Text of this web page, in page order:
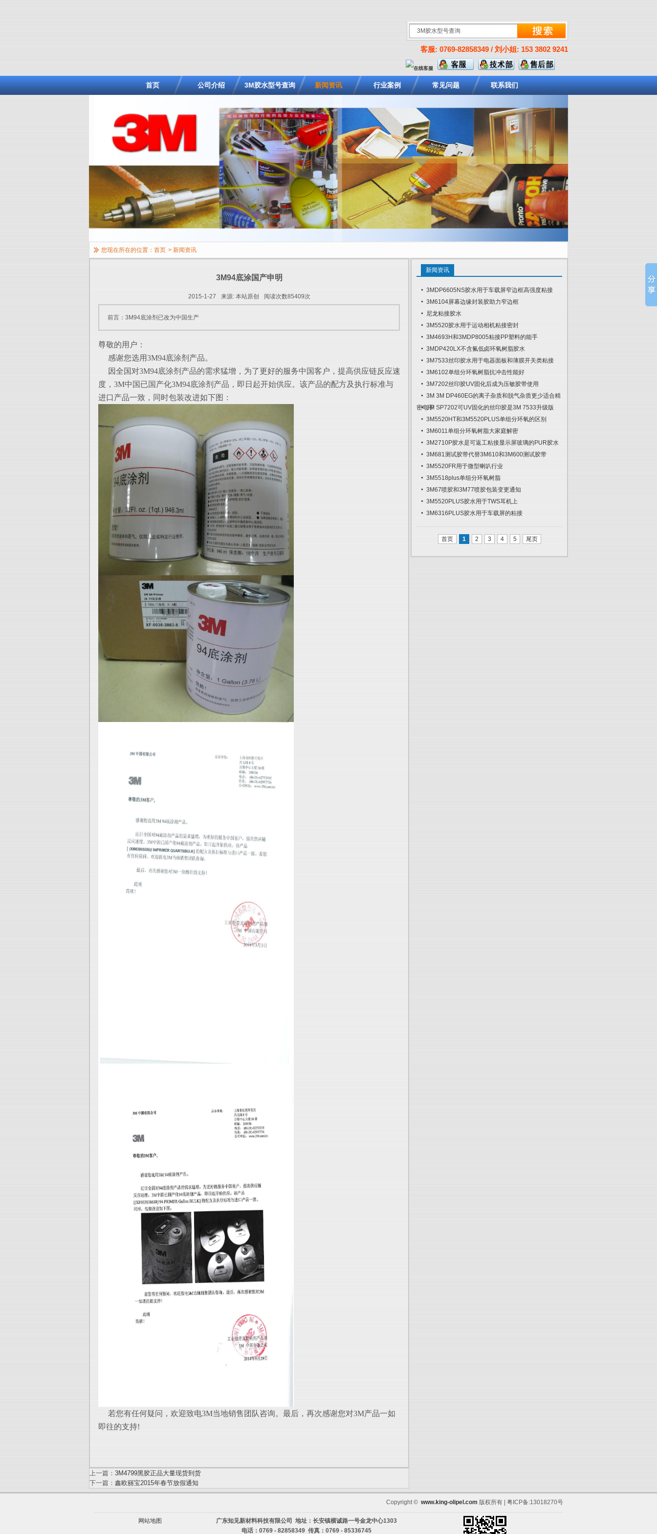
客服: 0769-82858349 / 刘小姐: 153 3802 9241
首页 公司介绍 3M胶水型号查询 新闻资讯 行业案例 常见问题 联系我们
您现在所在的位置： 首页 > 新闻资讯
3M94底涂国产申明
2015-1-27 来源: 本站原创 阅读次数85409次
前言：3M94底涂剂已改为中国生产
尊敬的用户：
感谢您选用3M94底涂剂产品。
因全国对3M94底涂剂产品的需求猛增，为了更好的服务中国客户，提高供应链反应速
度，3M中国已国产化3M94底涂剂产品，即日起开始供应。该产品的配方及执行标准与
进口产品一致，同时包装改进如下图：
若您有任何疑问，欢迎致电3M当地销售团队咨询。最后，再次感谢您对3M产品一如
即往的支持!
新闻资讯
3MDP6605NS胶水用于车载屏窄边框高强度粘接
3M6104屏幕边缘封装胶助力窄边框
尼龙粘接胶水
3M5520胶水用于运动相机粘接密封
3M4693H和3MDP8005粘接PP塑料的能手
3MDP420LX不含氟低卤环氧树脂胶水
3M7533丝印胶水用于电器面板和薄膜开关类粘接
3M6102单组分环氧树脂抗冲击性能好
3M7202丝印胶UV固化后成为压敏胶带使用
3M 3M DP460EG的离子杂质和脱气杂质更少适合精
密电子3M SP7202可UV固化的丝印胶是3M 7533升级版
3M5520HT和3M5520PLUS单组分环氧的区别
3M6011单组分环氧树脂大家庭解密
3M2710P胶水是可返工粘接显示屏玻璃的PUR胶水
3M681测试胶带代替3M610和3M600测试胶带
3M5520FR用于微型喇叭行业
3M5518plus单组分环氧树脂
3M67喷胶和3M77喷胶包装变更通知
3M5520PLUS胶水用于TWS耳机上
3M6316PLUS胶水用于车载屏的粘接
首页 1 2 3 4 5 尾页
上一篇： 3M4799黑胶正品大量现货到货
下一篇： 鑫欧丽宝2015年春节放假通知
Copyright © www.king-olipel.com 版权所有 | 粤ICP备:13018270号
网站地图
广东知见新材料科技有限公司 地址：长安镇横诚路一号金龙中心1303
电话：0769 - 82858349 传真：0769 - 85336745